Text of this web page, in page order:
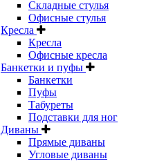
Складные стулья
Офисные стулья
Кресла
Кресла
Офисные кресла
Банкетки и пуфы
Банкетки
Пуфы
Табуреты
Подставки для ног
Диваны
Прямые диваны
Угловые диваны